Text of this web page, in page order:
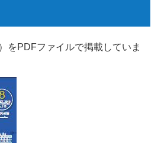
をPDFファイルで掲載していま